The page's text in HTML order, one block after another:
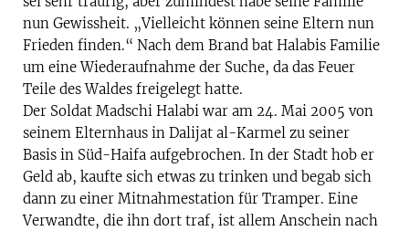
nun Gewissheit. „Vielleicht können seine Eltern nun
Frieden finden.“ Nach dem Brand bat Halabis Familie
um eine Wiederaufnahme der Suche, da das Feuer
Teile des Waldes freigelegt hatte.
Der Soldat Madschi Halabi war am 24. Mai 2005 von
seinem Elternhaus in Dalijat al-Karmel zu seiner
Basis in Süd-Haifa aufgebrochen. In der Stadt hob er
Geld ab, kaufte sich etwas zu trinken und begab sich
dann zu einer Mitnahmestation für Tramper. Eine
Verwandte, die ihn dort traf, ist allem Anschein nach